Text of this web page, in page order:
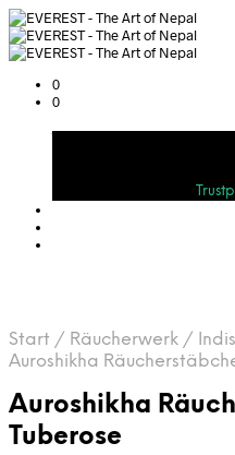
0
0
Start / Räucherwerk /
Auroshikha
Auroshikha
Tuberose